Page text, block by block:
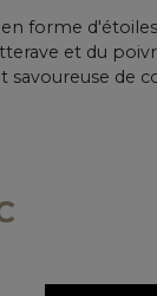
forme
et du
savoureuse de